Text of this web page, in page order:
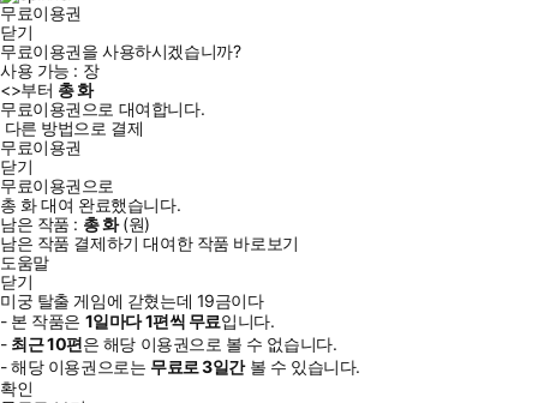
무료이용권
닫기
무료이용권을 사용하시겠습니까?
사용 가능 : 장
<>부터 총화
무료이용권으로 대여합니다.
다른 방법으로 결제
무료이용권
닫기
무료이용권으로
총 화대여 완료했습니다.
남은 작품 : 총화(원)
남은 작품 결제하기 대여한 작품 바로보기
도움말
닫기
미궁 탈출 게임에 갇혔는데 19금이다
- 본 작품은 1일마다1편씩 무료입니다.
- 최근10편은 해당 이용권으로 볼 수 없습니다.
- 해당 이용권으로는 무료로3일간볼 수 있습니다.
확인